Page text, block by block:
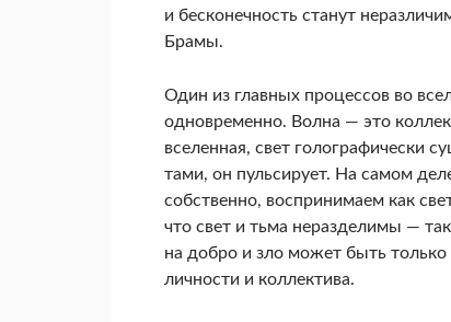
и бесконечность станут
Брамы.
Один из главных процессов во
одновременно. Волна — это
вселенная, свет голографически
тами, он пульсирует. На самом
собственно, воспринимаем как
что свет и тьма неразделимы —
на добро и зло может быть
личности и коллектива.